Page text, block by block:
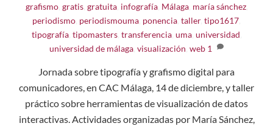
grafismo, gratis, gratuita, infografía, Málaga, maría sánchez,
periodismo periodismouma ponencia taller, tipo1617
tipografía, tipomasters, transferencia, uma, universidad
universidad de málaga, visualización web 1
Jornada sobre tipografía y grafismo digital para
comunicadores, en CAC Málaga, 14 de diciembre, y taller
práctico sobre herramientas de visualización de datos
interactivas. Actividades organizadas por María Sánchez,